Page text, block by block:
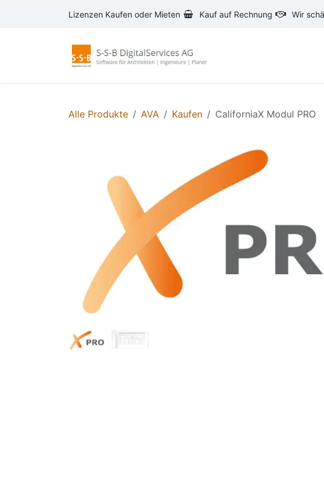
Lizenzen Kaufen oder Mieten Kauf auf Rechnung Wir
Alle Produkte AVA Kaufen CaliforniaX Modul PRO